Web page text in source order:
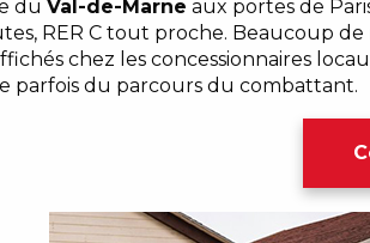
du Val-de-Marne aux portes de
RER C tout proche. Beaucoup
chez les concessionnaires
parfois du parcours du combattant.